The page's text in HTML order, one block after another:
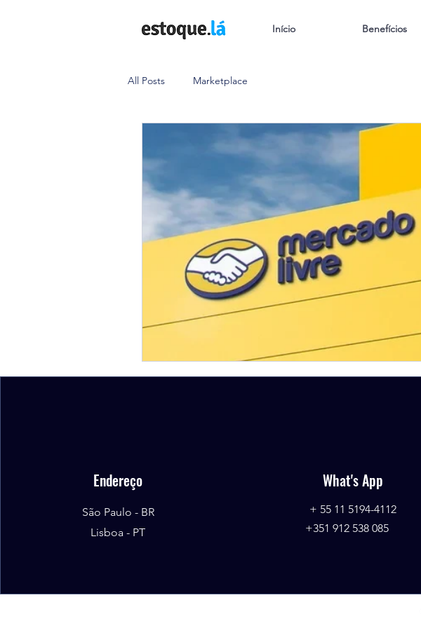
Início Benefícios
All Posts Marketplace
Endereço
São Paulo - BR
Lisboa - PT
What's App
+ 55 11 5194-4112
+351 912 538 085